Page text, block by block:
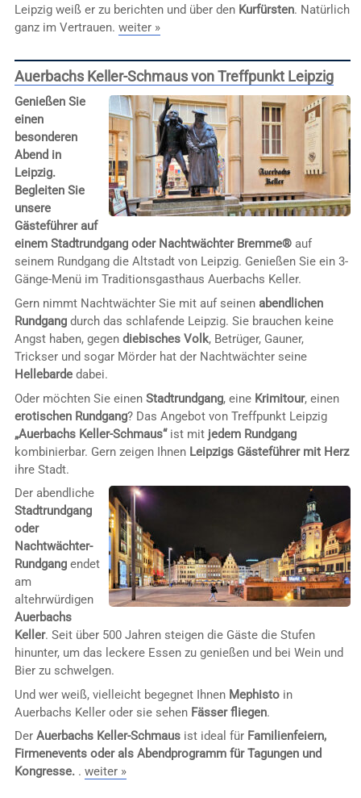
Leipzig weiß er zu berichten und über den Kurfürsten. Natürlich
ganz im Vertrauen. weiter »
Auerbachs Keller-Schmaus von Treffpunkt Leipzig
Genießen Sie
einen
besonderen
Abend in
Leipzig.
Begleiten Sie
unsere
Gästeführer auf
einem Stadtrundgang oder Nachtwächter Bremme®auf
seinem Rundgang die Altstadt von Leipzig. Genießen Sie ein 3-
Gänge-Menü im Traditionsgasthaus Auerbachs Keller.
Gern nimmt Nachtwächter Sie mit auf seinen abendlichen
Rundgangdurch das schlafende Leipzig. Sie brauchen keine
Angst haben, gegen diebisches Volk, Betrüger, Gauner,
Trickser und sogar Mörder hat der Nachtwächter seine
Hellebardedabei.
Oder möchten Sie einen Stadtrundgang, eine Krimitour, einen
erotischen Rundgang? Das Angebot von Treffpunkt Leipzig
„Auerbachs Keller-Schmaus“ist mit jedem Rundgang
kombinierbar. Gern zeigen Ihnen Leipzigs Gästeführer mit Herz
ihre Stadt.
Der abendliche
Stadtrundgang
oder
Nachtwächter-
Rundgangendet
am
altehrwürdigen
Auerbachs
Keller. Seit über 500 Jahren steigen die Gäste die Stufen
hinunter, um das leckere Essen zu genießen und bei Wein und
Bier zu schwelgen.
Und wer weiß, vielleicht begegnet Ihnen Mephistoin
Auerbachs Keller oder sie sehen Fässer fliegen.
Der Auerbachs Keller-Schmausist ideal für Familienfeiern,
Firmenevents oder als Abendprogramm für Tagungen und
Kongresse. . weiter »